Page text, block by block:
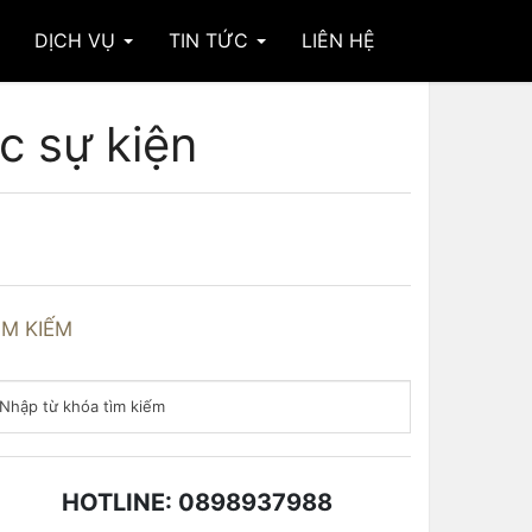
DỊCH VỤ TIN TỨC LIÊN HỆ
sự kiện
KIẾM
HOTLINE: 0898937988